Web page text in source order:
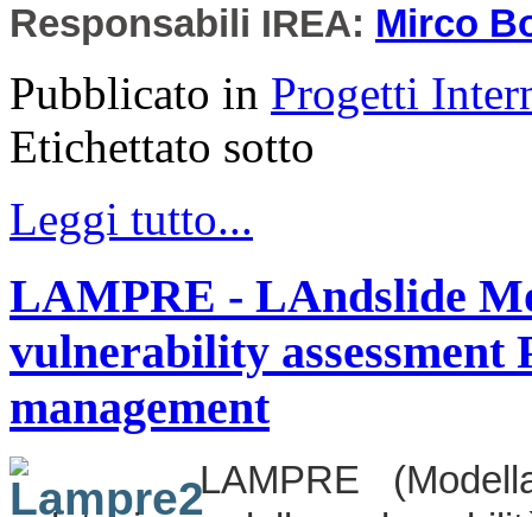
Responsabili IREA: Mirco
Pubblicato in Progetti
Etichettato sotto
Leggi tutto...
LAMPRE - LAndslide
vulnerability assessment
management
LAMPRE